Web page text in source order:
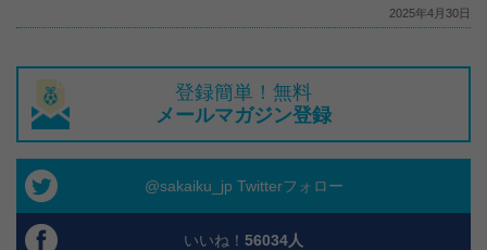
2025年4月30日
登録簡単！無料
メールマガジン登録
@sakaiku_jp Twitterフォロー
いいね！ 56034人